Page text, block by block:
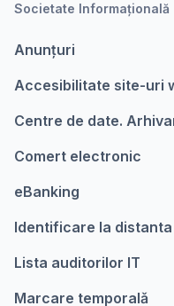
Societate Informațională
Anunțuri
Accesibilitate site-uri
Centre de date.
Comert electronic
eBanking
Identificare la
Lista auditorilor IT
Marcare temporalǎ